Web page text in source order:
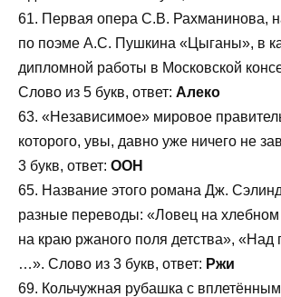
61. Первая опера С.В. Рахманинова,
по поэме А.С. Пушкина «Цыганы», в
дипломной работы в Московской
Слово из 5 букв, ответ: Алеко
63. «Независимое» мировое
которого, увы, давно уже ничего не
3 букв, ответ: ООН
65. Название этого романа Дж.
разные переводы: «Ловец на
на краю ржаного поля детства», «Над
…». Слово из 3 букв, ответ: Ржи
69. Кольчужная рубашка с вплетённым